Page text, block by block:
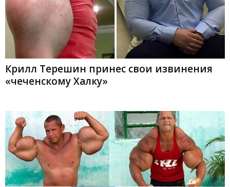
Крилл Терешин принес свои извинения
«чеченскому Халку»